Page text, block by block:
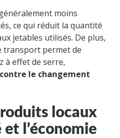
moins
ce qui réduit la quantité
jetables utilisés. De plus,
transport permet de
à effet de serre,
le changement
locaux
l’économie